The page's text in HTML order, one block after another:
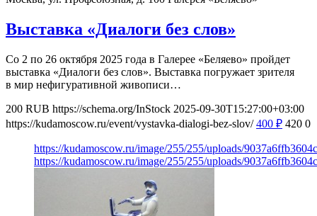
Выставка «Диалоги без слов»
Со 2 по 26 октября 2025 года в Галерее «Беляево» пройдет
выставка «Диалоги без слов». Выставка погружает зрителя
в мир нефигуративной живописи…
200 RUB https://schema.org/InStock 2025-09-30T15:27:00+03:00
https://kudamoscow.ru/event/vystavka-dialogi-bez-slov/ 400 ₽ 420 0
https://kudamoscow.ru/image/255/255/uploads/
https://kudamoscow.ru/image/255/255/uploads/